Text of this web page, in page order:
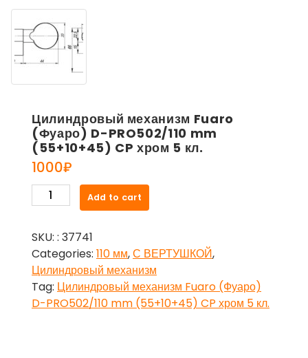
Цилиндровый механизм Fuaro
(Фуаро) D-PRO502/110 mm
(55+10+45) CP хром 5 кл.
1000₽
Цилиндровый
механизм
(Фуаро)
D-
PRO502/110
mm
(55+10+45)
Add to cart
SKU: : 37741
Categories: 110 мм,С ВЕРТУШКОЙ,
Цилиндровый механизм
Tag: Цилиндровый механизм Fuaro (Фуаро)
D-PRO502/110 mm (55+10+45) CP хром 5 кл.